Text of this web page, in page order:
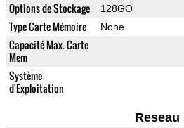
Options de Stockage 128GO
Type Carte Mémoire None
Capacité Max. Carte
Mem
Système
d'Exploitation
Reseau